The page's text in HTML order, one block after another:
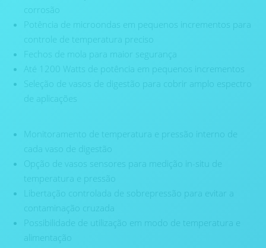
corrosão
Potência de microondas em pequenos incrementos para
controle de temperatura preciso
Fechos de mola para maior segurança
Até 1200 Watts de potência em pequenos incrementos
Seleção de vasos de digestão para cobrir amplo espectro
de aplicações
Monitoramento de temperatura e pressão interno de
cada vaso de digestão
Opção de vasos sensores para medição in-situ de
temperatura e pressão
Libertação controlada de sobrepressão para evitar a
contaminação cruzada
Possibilidade de utilização em modo de temperatura e
alimentação